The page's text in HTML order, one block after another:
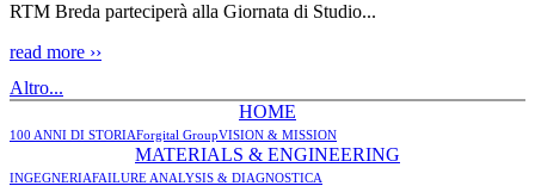
RTM Breda parteciperà alla Giornata di Studio...
read more ››
Altro...
HOME
100 ANNI DI STORIAForgital GroupVISION & MISSION
MATERIALS & ENGINEERING
INGEGNERIAFAILURE ANALYSIS & DIAGNOSTICA